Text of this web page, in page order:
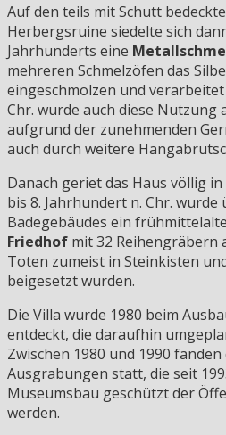
Auf den teils mit Schutt
Herbergsruine siedelte sich
Jahrhunderts eine
mehreren Schmelzöfen das
eingeschmolzen und
Chr. wurde auch diese Nutzung
aufgrund der zunehmenden
auch durch weitere
Danach geriet das Haus völlig
bis 8. Jahrhundert n. Chr. wurde
Badegebäudes ein
Friedhof mit 32 Reihengräbern
Toten zumeist in Steinkisten
beigesetzt wurden.
Die Villa wurde 1980 beim
entdeckt, die daraufhin
Zwischen 1980 und 1990
Ausgrabungen statt, die seit
Museumsbau geschützt der
werden.